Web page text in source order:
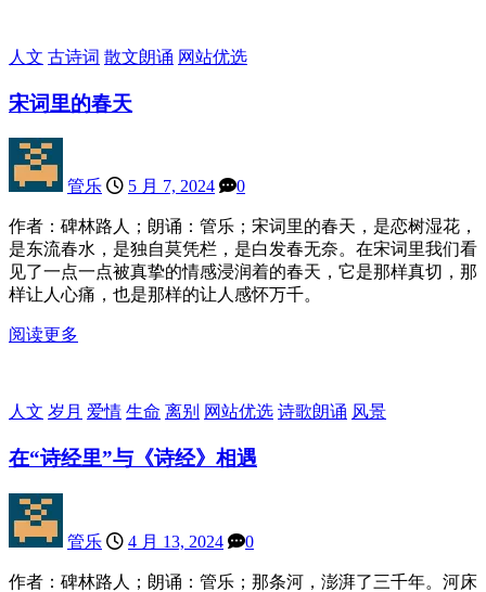
人文 古诗词 散文朗诵 网站优选
宋词里的春天
管乐 5 月 7, 2024 0
作者：碑林路人；朗诵：管乐；宋词里的春天，是恋树湿花，
是东流春水，是独自莫凭栏，是白发春无奈。在宋词里我们看
见了一点一点被真挚的情感浸润着的春天，它是那样真切，那
样让人心痛，也是那样的让人感怀万千。
阅读更多
人文 岁月 爱情 生命 离别 网站优选 诗歌朗诵 风景
在“诗经里”与《诗经》相遇
管乐 4 月 13, 2024 0
作者：碑林路人；朗诵：管乐；那条河，澎湃了三千年。河床